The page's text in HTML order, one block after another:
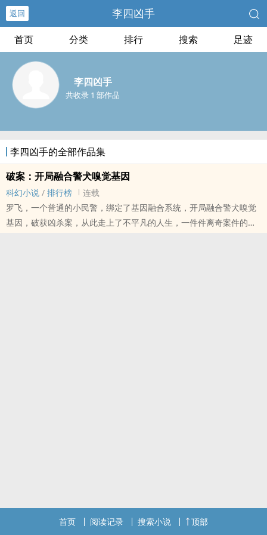
返回 李四凶手
首页 分类 排行 搜索 足迹
李四凶手
共收录 1 部作品
李四凶手的全部作品集
破案：开局融合警犬嗅觉基因
科幻小说 / 排行榜
连载
罗飞，一个普通的小民警，绑定了基因融合系统，开局融合警犬嗅觉
基因，破获凶杀案，从此走上了不平凡的人生，一件件离奇案件的侦
首页 阅读记录 搜索小说 顶部